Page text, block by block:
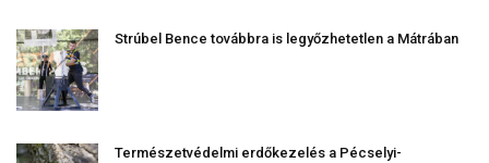
Strúbel Bence továbbra is legyőzhetetlen a Mátrában
Természetvédelmi erdőkezelés a Pécselyi-